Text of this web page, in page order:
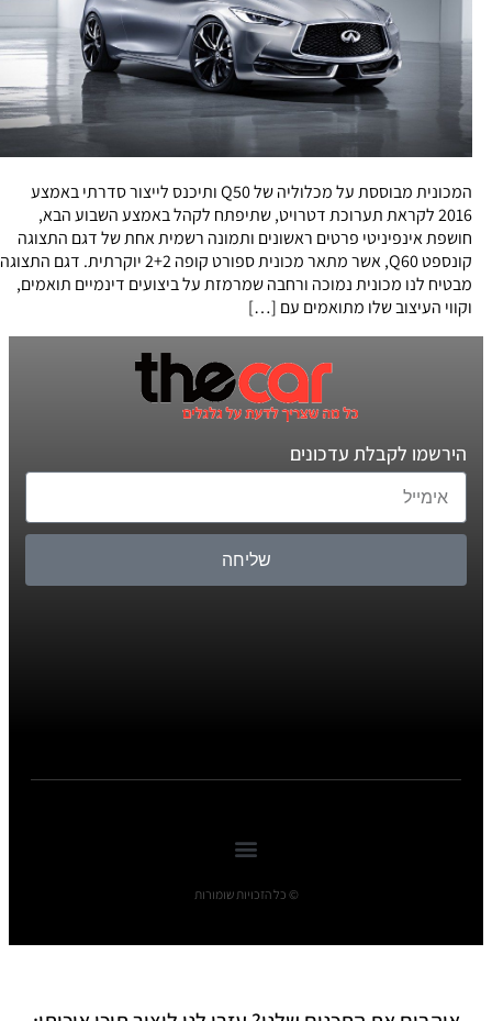
המכונית מבוססת על מכלוליה של Q50 ותיכנס לייצור סדרתי באמצע
2016 לקראת תערוכת דטרויט, שתיפתח לקהל באמצע השבוע הבא,
חושפת אינפיניטי פרטים ראשונים ותמונה רשמית אחת של דגם התצוגה
קונספט Q60, אשר מתאר מכונית ספורט קופה 2+2 יוקרתית. דגם התצוגה
מבטיח לנו מכונית נמוכה ורחבה שמרמזת על ביצועים דינמיים תואמים,
וקווי העיצוב שלו מתואמים עם […]
הירשמו לקבלת עדכונים
שליחה
© כל הזכויות שומורות